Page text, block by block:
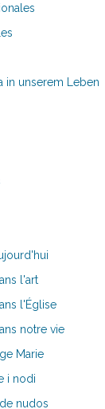
in unserem Leben
l'art
l'Église
notre vie
Marie
i nodi
nudos